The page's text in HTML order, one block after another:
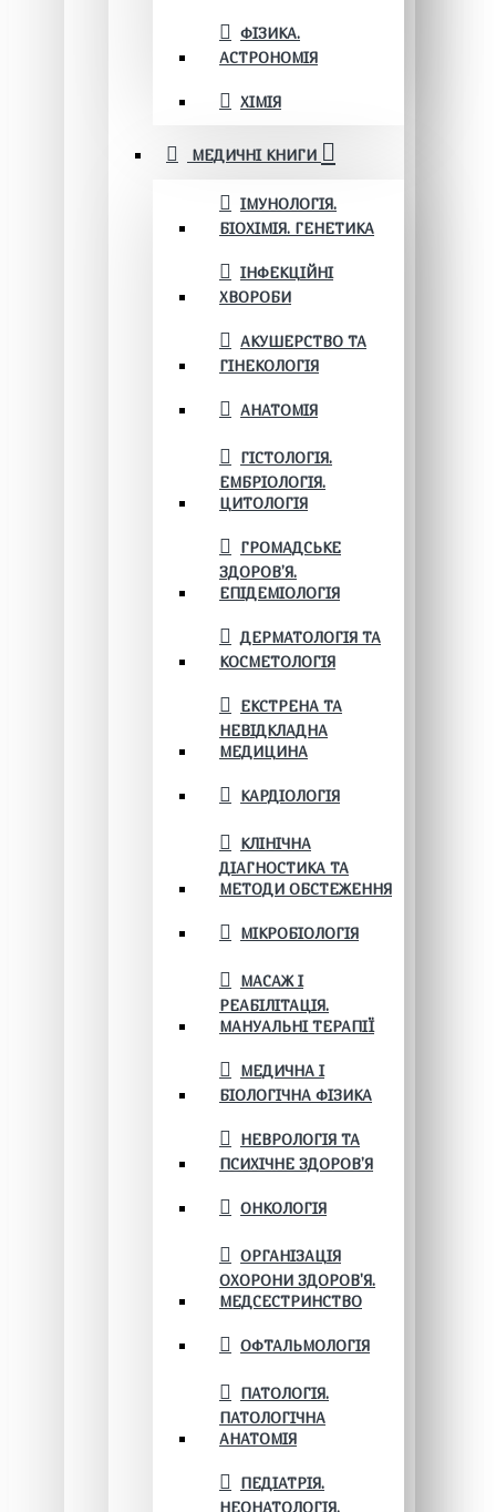
ФІЗИКА.
АСТРОНОМІЯ
ХІМІЯ
МЕДИЧНІ КНИГИ
ІМУНОЛОГІЯ.
БІОХІМІЯ. ГЕНЕТИКА
ІНФЕКЦІЙНІ
ХВОРОБИ
АКУШЕРСТВО ТА
ГІНЕКОЛОГІЯ
АНАТОМІЯ
ГІСТОЛОГІЯ.
ЕМБРІОЛОГІЯ.
ЦИТОЛОГІЯ
ГРОМАДСЬКЕ
ЗДОРОВ’Я.
ЕПІДЕМІОЛОГІЯ
ДЕРМАТОЛОГІЯ ТА
КОСМЕТОЛОГІЯ
ЕКСТРЕНА ТА
НЕВІДКЛАДНА
МЕДИЦИНА
КАРДІОЛОГІЯ
КЛІНІЧНА
ДІАГНОСТИКА ТА
МЕТОДИ ОБСТЕЖЕННЯ
МІКРОБІОЛОГІЯ
МАСАЖ І
РЕАБІЛІТАЦІЯ.
МАНУАЛЬНІ ТЕРАПІЇ
МЕДИЧНА І
БІОЛОГІЧНА ФІЗИКА
НЕВРОЛОГІЯ ТА
ПСИХІЧНЕ ЗДОРОВ’Я
ОНКОЛОГІЯ
ОРГАНІЗАЦІЯ
ОХОРОНИ ЗДОРОВ'Я.
МЕДСЕСТРИНСТВО
ОФТАЛЬМОЛОГІЯ
ПАТОЛОГІЯ.
ПАТОЛОГІЧНА
АНАТОМІЯ
ПЕДІАТРІЯ.
НЕОНАТОЛОГІЯ.